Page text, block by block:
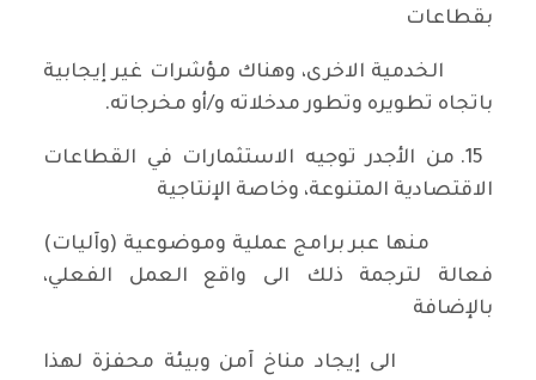
بقطاعات
الخدمية الاخرى، وهناك مؤشرات غير إيجابية
باتجاه تطويره وتطور مدخلاته و/أو مخرجاته.
15. من الأجدر توجيه الاستثمارات في القطاعات
الاقتصادية المتنوعة، وخاصة الإنتاجية
منها عبر برامج عملية وموضوعية (وآليات)
فعالة لترجمة ذلك الى واقع العمل الفعلي،
بالإضافة
الى إيجاد مناخ آمن وبيئة محفزة لهذا